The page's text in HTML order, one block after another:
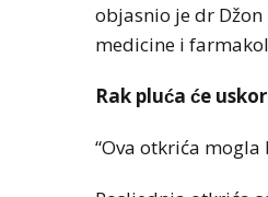
objasnio je dr
medicine i
Rak pluća će
“Ova otkrića